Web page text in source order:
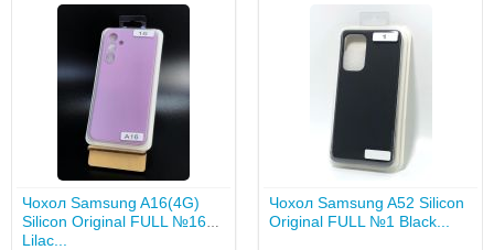
Чохол Samsung A16(4G)
Silicon Original FULL №16
Lilac...
Чохол Samsung A52 Silicon
Original FULL №1 Black...